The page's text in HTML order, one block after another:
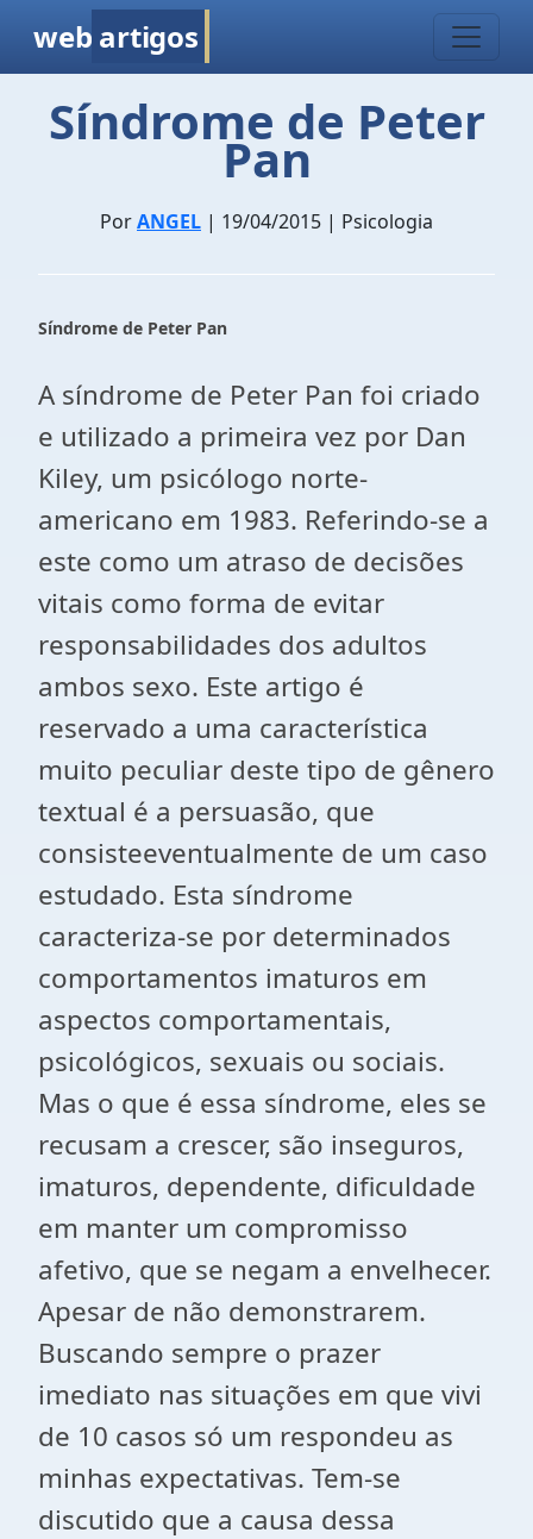
web artigos
Síndrome de Peter
Pan
PorANGEL | 19/04/2015 | Psicologia
Síndrome de Peter Pan
A síndrome de Peter Pan foi criado
e utilizado a primeira vez por Dan
Kiley, um psicólogo norte-
americano em 1983. Referindo-se a
este como um atraso de decisões
vitais como forma de evitar
responsabilidades dos adultos
ambos sexo. Este artigo é
reservado a uma característica
muito peculiar deste tipo de gênero
textual é a persuasão, que
consisteeventualmente de um caso
estudado. Esta síndrome
caracteriza-se por determinados
comportamentos imaturos em
aspectos comportamentais,
psicológicos, sexuais ou sociais.
Mas o que é essa síndrome, eles se
recusam a crescer, são inseguros,
imaturos, dependente, dificuldade
em manter um compromisso
afetivo, que se negam a envelhecer.
Apesar de não demonstrarem.
Buscando sempre o prazer
imediato nas situações em que vivi
de 10 casos só um respondeu as
minhas expectativas. Tem-se
discutido que a causa dessa